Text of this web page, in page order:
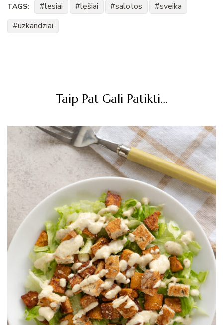
TAGS: lesiai lęšiai salotos
sveika
uzkandziai
NavigationTaip Pat Gali Patikti...